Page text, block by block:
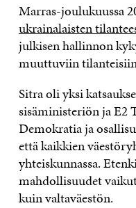
Marras-joulukuussa
ukrainalaisten
julkisen hallinnon
muuttuviin
Sitra oli yksi
sisäministeriön ja E2
Demokratia ja
että kaikkien
yhteiskunnassa.
mahdollisuudet
kuin valtaväestön.